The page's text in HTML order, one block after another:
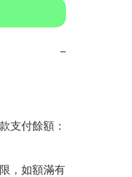
−
支付餘額：
，如額滿有